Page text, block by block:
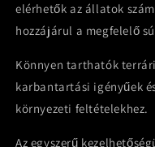
elérhetők az állatok
hozzájárul a megfelelő
Könnyen tarthatók
karbantartási igényűek
környezeti feltételekhez.
Az egyszerű